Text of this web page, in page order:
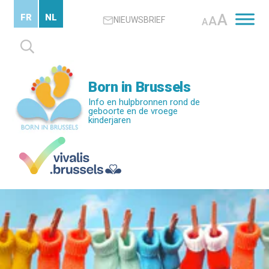
content
NIEUWSBRIEF AAA
Zoeken
naar:
FR NL
Born in Brussels
Info en hulpbronnen rond de
geboorte en de vroege
kinderjaren